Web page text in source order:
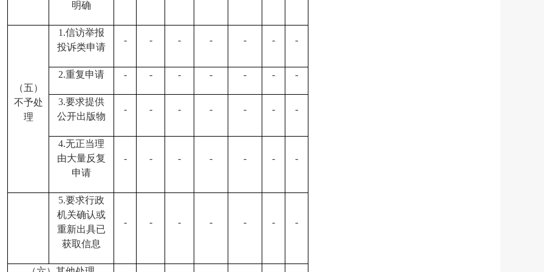
明确
（五）
不予处
理
1.信访举报
投诉类申请
- - - - - - -
2.重复申请 - - - - - - -
3.要求提供
公开出版物
- - - - - - -
4.无正当理
由大量反复
申请
- - - - - - -
5.要求行政
机关确认或
重新出具已
获取信息
- - - - - - -